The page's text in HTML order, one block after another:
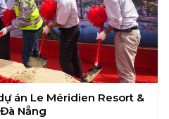
án Le Méridien Resort &
Nẵng